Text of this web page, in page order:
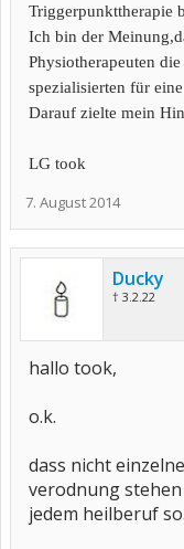
Triggerpunkttherapie
Ich bin der
Physiotherapeuten
spezialisierten für
Darauf zielte mein
LG took
7. August 2014
Ducky
† 3.2.22
hallo took,
o.k.
dass nicht
verodnung
jedem heilberuf so.